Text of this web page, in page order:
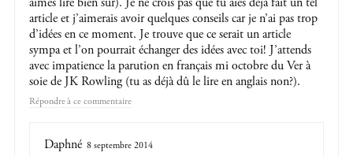
article et j’aimerais avoir quelques conseils car je n’ai pas trop
d’idées en ce moment. Je trouve que ce serait un article
sympa et l’on pourrait échanger des idées avec toi! J’attends
avec impatience la parution en français mi octobre du Ver à
soie de JK Rowling (tu as déjà dû le lire en anglais non?).
Répondre
Daphné 8 septembre 2014